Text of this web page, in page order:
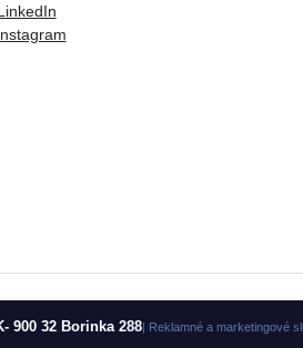
900 32 Borinka 288| Reklamné a marketingové